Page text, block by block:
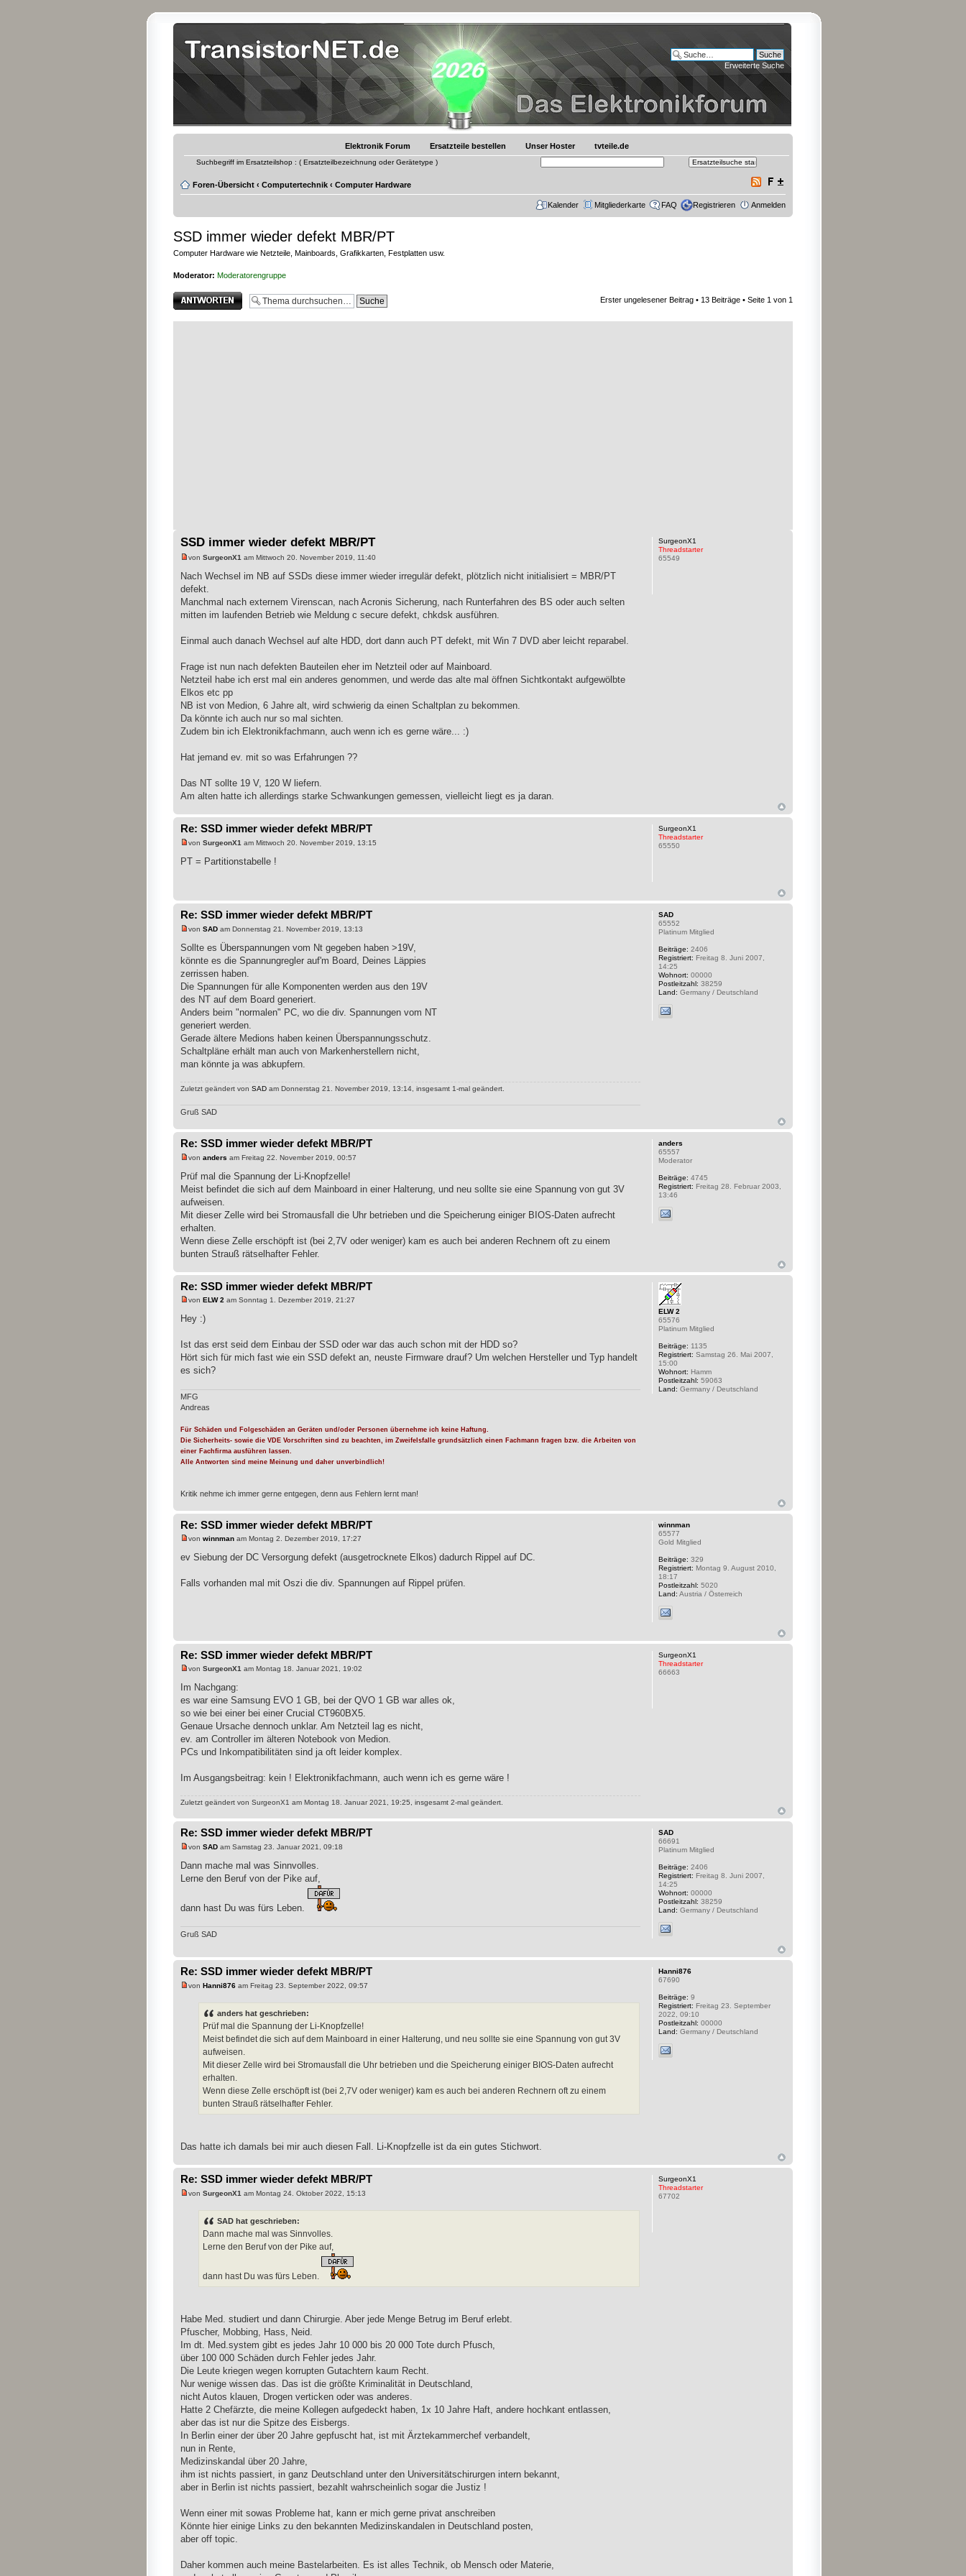
Erweiterte Suche
Elektronik Forum Ersatzteile bestellen Unser Hoster tvteile.de
Suchbegriff im Ersatzteilshop : ( Ersatzteilbezeichnung oder Gerätetype )
Foren-Übersicht ‹ Computertechnik ‹ Computer Hardware
Kalender Mitgliederkarte FAQ Registrieren Anmelden
SSD immer wieder defekt MBR/PT
Computer Hardware wie Netzteile, Mainboards, Grafikkarten, Festplatten usw.
Moderator: Moderatorengruppe
Antwort erstellen Erster ungelesener Beitrag • 13 Beiträge • Seite 1 von 1
SSD immer wieder defekt MBR/PT
von SurgeonX1 am Mittwoch 20. November 2019, 11:40
Nach Wechsel im NB auf SSDs diese immer wieder irregulär defekt, plötzlich nicht initialisiert = MBR/PT
defekt.
Manchmal nach externem Virenscan, nach Acronis Sicherung, nach Runterfahren des BS oder auch selten
mitten im laufenden Betrieb wie Meldung c secure defekt, chkdsk ausführen.
Einmal auch danach Wechsel auf alte HDD, dort dann auch PT defekt, mit Win 7 DVD aber leicht reparabel.
Frage ist nun nach defekten Bauteilen eher im Netzteil oder auf Mainboard.
Netzteil habe ich erst mal ein anderes genommen, und werde das alte mal öffnen Sichtkontakt aufgewölbte
Elkos etc pp
NB ist von Medion, 6 Jahre alt, wird schwierig da einen Schaltplan zu bekommen.
Da könnte ich auch nur so mal sichten.
Zudem bin ich Elektronikfachmann, auch wenn ich es gerne wäre... :)
Hat jemand ev. mit so was Erfahrungen ??
Das NT sollte 19 V, 120 W liefern.
Am alten hatte ich allerdings starke Schwankungen gemessen, vielleicht liegt es ja daran.
SurgeonX1
Threadstarter
65549
Re: SSD immer wieder defekt MBR/PT
von SurgeonX1 am Mittwoch 20. November 2019, 13:15
PT = Partitionstabelle !
SurgeonX1
Threadstarter
65550
Re: SSD immer wieder defekt MBR/PT
von SAD am Donnerstag 21. November 2019, 13:13
Sollte es Überspannungen vom Nt gegeben haben >19V,
könnte es die Spannungregler auf'm Board, Deines Läppies
zerrissen haben.
Die Spannungen für alle Komponenten werden aus den 19V
des NT auf dem Board generiert.
Anders beim "normalen" PC, wo die div. Spannungen vom NT
generiert werden.
Gerade ältere Medions haben keinen Überspannungsschutz.
Schaltpläne erhält man auch von Markenherstellern nicht,
man könnte ja was abkupfern.
Zuletzt geändert von SAD am Donnerstag 21. November 2019, 13:14, insgesamt 1-mal geändert.
Gruß SAD
SAD
65552
Platinum Mitglied
Beiträge: 2406
Registriert: Freitag 8. Juni 2007,
14:25
Wohnort: 00000
Postleitzahl: 38259
Land: Germany / Deutschland
Re: SSD immer wieder defekt MBR/PT
von anders am Freitag 22. November 2019, 00:57
Prüf mal die Spannung der Li-Knopfzelle!
Meist befindet die sich auf dem Mainboard in einer Halterung, und neu sollte sie eine Spannung von gut 3V
aufweisen.
Mit dieser Zelle wird bei Stromausfall die Uhr betrieben und die Speicherung einiger BIOS-Daten aufrecht
erhalten.
Wenn diese Zelle erschöpft ist (bei 2,7V oder weniger) kam es auch bei anderen Rechnern oft zu einem
bunten Strauß rätselhafter Fehler.
anders
65557
Moderator
Beiträge: 4745
Registriert: Freitag 28. Februar 2003,
13:46
Re: SSD immer wieder defekt MBR/PT
von ELW 2 am Sonntag 1. Dezember 2019, 21:27
Hey :)
Ist das erst seid dem Einbau der SSD oder war das auch schon mit der HDD so?
Hört sich für mich fast wie ein SSD defekt an, neuste Firmware drauf? Um welchen Hersteller und Typ handelt
es sich?
MFG
Andreas
Für Schäden und Folgeschäden an Geräten und/oder Personen übernehme ich keine Haftung.
Die Sicherheits- sowie die VDE Vorschriften sind zu beachten, im Zweifelsfalle grundsätzlich einen Fachmann fragen bzw. die Arbeiten von
einer Fachfirma ausführen lassen.
Alle Antworten sind meine Meinung und daher unverbindlich!
Kritik nehme ich immer gerne entgegen, denn aus Fehlern lernt man!
ELW 2
65576
Platinum Mitglied
Beiträge: 1135
Registriert: Samstag 26. Mai 2007,
15:00
Wohnort: Hamm
Postleitzahl: 59063
Land: Germany / Deutschland
Re: SSD immer wieder defekt MBR/PT
von winnman am Montag 2. Dezember 2019, 17:27
ev Siebung der DC Versorgung defekt (ausgetrocknete Elkos) dadurch Rippel auf DC.
Falls vorhanden mal mit Oszi die div. Spannungen auf Rippel prüfen.
winnman
65577
Gold Mitglied
Beiträge: 329
Registriert: Montag 9. August 2010,
18:17
Postleitzahl: 5020
Land: Austria / Österreich
Re: SSD immer wieder defekt MBR/PT
von SurgeonX1 am Montag 18. Januar 2021, 19:02
Im Nachgang:
es war eine Samsung EVO 1 GB, bei der QVO 1 GB war alles ok,
so wie bei einer bei einer Crucial CT960BX5.
Genaue Ursache dennoch unklar. Am Netzteil lag es nicht,
ev. am Controller im älteren Notebook von Medion.
PCs und Inkompatibilitäten sind ja oft leider komplex.
Im Ausgangsbeitrag: kein ! Elektronikfachmann, auch wenn ich es gerne wäre !
Zuletzt geändert von SurgeonX1 am Montag 18. Januar 2021, 19:25, insgesamt 2-mal geändert.
SurgeonX1
Threadstarter
66663
Re: SSD immer wieder defekt MBR/PT
von SAD am Samstag 23. Januar 2021, 09:18
Dann mache mal was Sinnvolles.
Lerne den Beruf von der Pike auf,
dann hast Du was fürs Leben.
Gruß SAD
SAD
66691
Platinum Mitglied
Beiträge: 2406
Registriert: Freitag 8. Juni 2007,
14:25
Wohnort: 00000
Postleitzahl: 38259
Land: Germany / Deutschland
Re: SSD immer wieder defekt MBR/PT
von Hanni876 am Freitag 23. September 2022, 09:57
anders hat geschrieben:
Prüf mal die Spannung der Li-Knopfzelle!
Meist befindet die sich auf dem Mainboard in einer Halterung, und neu sollte sie eine Spannung von gut 3V
aufweisen.
Mit dieser Zelle wird bei Stromausfall die Uhr betrieben und die Speicherung einiger BIOS-Daten aufrecht
erhalten.
Wenn diese Zelle erschöpft ist (bei 2,7V oder weniger) kam es auch bei anderen Rechnern oft zu einem
bunten Strauß rätselhafter Fehler.
Das hatte ich damals bei mir auch diesen Fall. Li-Knopfzelle ist da ein gutes Stichwort.
Hanni876
67690
Beiträge: 9
Registriert: Freitag 23. September
2022, 09:10
Postleitzahl: 00000
Land: Germany / Deutschland
Re: SSD immer wieder defekt MBR/PT
von SurgeonX1 am Montag 24. Oktober 2022, 15:13
SAD hat geschrieben:
Dann mache mal was Sinnvolles.
Lerne den Beruf von der Pike auf,
dann hast Du was fürs Leben.
Habe Med. studiert und dann Chirurgie. Aber jede Menge Betrug im Beruf erlebt.
Pfuscher, Mobbing, Hass, Neid.
Im dt. Med.system gibt es jedes Jahr 10 000 bis 20 000 Tote durch Pfusch,
über 100 000 Schäden durch Fehler jedes Jahr.
Die Leute kriegen wegen korrupten Gutachtern kaum Recht.
Nur wenige wissen das. Das ist die größte Kriminalität in Deutschland,
nicht Autos klauen, Drogen verticken oder was anderes.
Hatte 2 Chefärzte, die meine Kollegen aufgedeckt haben, 1x 10 Jahre Haft, andere hochkant entlassen,
aber das ist nur die Spitze des Eisbergs.
In Berlin einer der über 20 Jahre gepfuscht hat, ist mit Ärztekammerchef verbandelt,
nun in Rente,
Medizinskandal über 20 Jahre,
ihm ist nichts passiert, in ganz Deutschland unter den Universitätschirurgen intern bekannt,
aber in Berlin ist nichts passiert, bezahlt wahrscheinlich sogar die Justiz !
Wenn einer mit sowas Probleme hat, kann er mich gerne privat anschreiben
Könnte hier einige Links zu den bekannten Medizinskandalen in Deutschland posten,
aber off topic.
Daher kommen auch meine Bastelarbeiten. Es ist alles Technik, ob Mensch oder Materie,
SurgeonX1
Threadstarter
67702